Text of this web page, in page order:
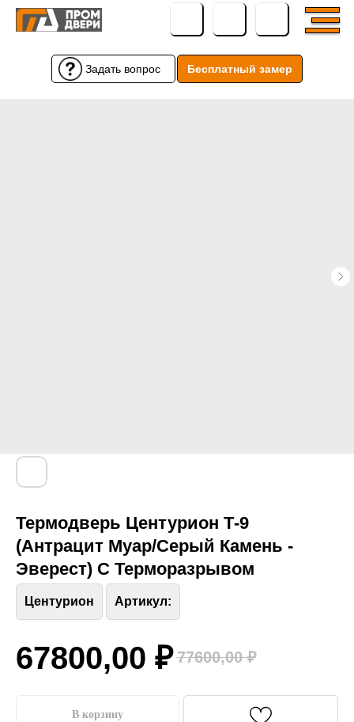
Задать вопрос Бесплатный замер
Задать вопрос
Термодверь Центурион Т-9
(Антрацит Муар/Серый Камень -
Эверест) С Терморазрывом
Центурион Артикул:
67800,00 ₽ 77600,00 ₽
В корзину